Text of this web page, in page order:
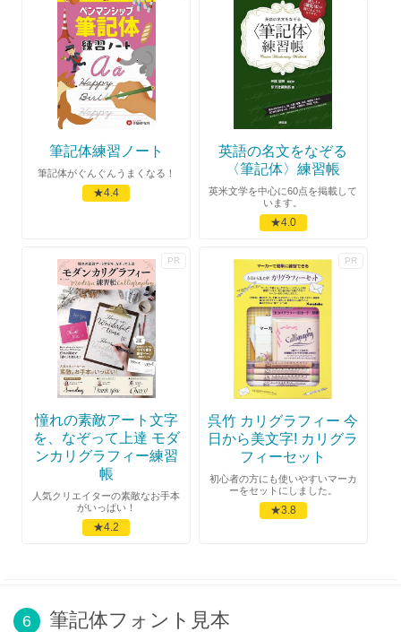
筆記体練習ノート
筆記体がぐんぐんうまくなる！
★4.4
英語の名文をなぞる
〈筆記体〉練習帳
英米文学を中心に60点を掲載して
います。
★4.0
憧れの素敵アート文字
を、なぞって上達 モダ
ンカリグラフィー練習
帳
人気クリエイターの素敵なお手本
がいっぱい！
★4.2
呉竹 カリグラフィー 今
日から美文字! カリグラ
フィーセット
初心者の方にも使いやすいマーカ
ーをセットにしました。
★3.8
6 筆記体フォント見本